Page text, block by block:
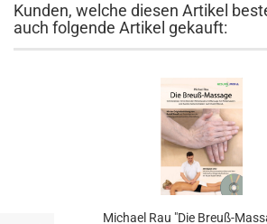
Kunden, welche diesen Artikel
auch folgende Artikel gekauft:
Michael Rau "Die Breuß-